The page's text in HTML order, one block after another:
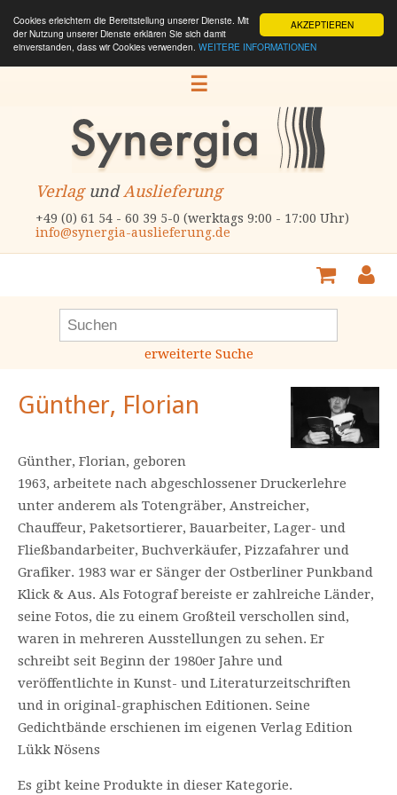
AKZEPTIEREN
Cookies erleichtern die Bereitstellung unserer Dienste. Mit
der Nutzung unserer Dienste erklären Sie sich damit
einverstanden, dass wir Cookies verwenden. WEITERE INFORMATIONEN
☰
VerlagundAuslieferung
+49 (0) 61 54 - 60 39 5-0 (werktags 9:00 - 17:00 Uhr)
info@synergia-auslieferung.de
erweiterte Suche
Günther, Florian
Günther, Florian, geboren
1963, arbeitete nach abgeschlossener Druckerlehre
unter anderem als Totengräber, Anstreicher,
Chauffeur, Paketsortierer, Bauarbeiter, Lager- und
Fließbandarbeiter, Buchverkäufer, Pizzafahrer und
Grafiker. 1983 war er Sänger der Ostberliner Punkband
Klick & Aus. Als Fotograf bereiste er zahlreiche Länder,
seine Fotos, die zu einem Großteil verschollen sind,
waren in mehreren Ausstellungen zu sehen. Er
schreibt seit Beginn der 1980er Jahre und
veröffentlichte in Kunst- und Literaturzeitschriften
und in original-graphischen Editionen. Seine
Gedichtbände erschienen im eigenen Verlag Edition
Lükk Nösens
Es gibt keine Produkte in dieser Kategorie.